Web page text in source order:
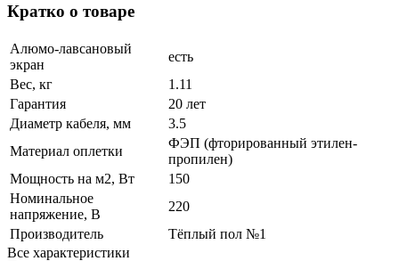
Кратко о товаре
Алюмо-лавсановый
экран
есть
Вес, кг
1.11
Гарантия
20 лет
Диаметр кабеля, мм
3.5
Материал оплетки
ФЭП (фторированный этилен-
пропилен)
Мощность на м2, Вт
150
Номинальное
напряжение, В
220
Производитель
Тёплый пол №1
Все характеристики